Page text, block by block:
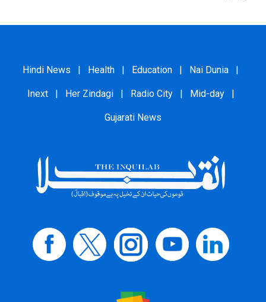
Hindi News | Health | Education | Nai Dunia |
Inext | Her Zindagi | Radio City | Mid-day |
Gujarati News